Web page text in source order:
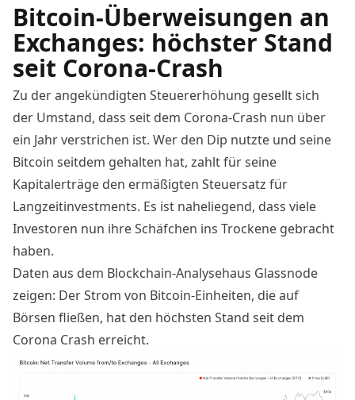
Bitcoin-Überweisungen an
Exchanges: höchster Stand
seit Corona-Crash
Zu der angekündigten Steuererhöhung gesellt sich
der Umstand, dass seit dem Corona-Crash nun über
ein Jahr verstrichen ist. Wer den Dip nutzte und seine
Bitcoin seitdem gehalten hat, zahlt für seine
Kapitalerträge den ermäßigten Steuersatz für
Langzeitinvestments. Es ist naheliegend, dass viele
Investoren nun ihre Schäfchen ins Trockene gebracht
haben.
Daten aus dem Blockchain-Analysehaus Glassnode
zeigen: Der Strom von Bitcoin-Einheiten, die auf
Börsen fließen, hat den höchsten Stand seit dem
Corona Crash erreicht.